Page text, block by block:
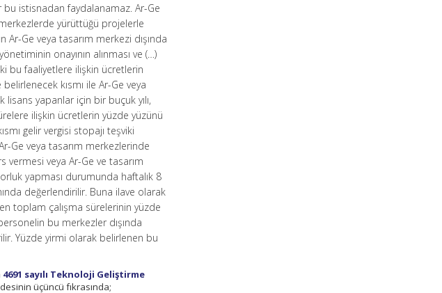
bu istisnadan faydalanamaz. Ar-Ge
yürüttüğü projelerle
Ar-Ge veya tasarım merkezi dışında
onayının alınması ve (…)
bu faaliyetlere ilişkin ücretlerin
kısmı ile Ar-Ge veya
yapanlar için bir buçuk yılı,
ilişkin ücretlerin yüzde yüzünü
gelir vergisi stopajı teşviki
Ge veya tasarım merkezlerinde
veya Ar-Ge ve tasarım
yapması durumunda haftalık 8
değerlendirilir. Buna ilave olarak
toplam çalışma sürelerinin yüzde
bu merkezler dışında
Yüzde yirmi olarak belirlenen bu
4691 sayılı Teknoloji Geliştirme
üçüncü fıkrasında;